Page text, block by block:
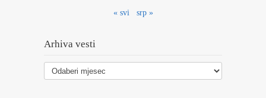
« svi srp »
Arhiva vesti
Arhiva
vesti